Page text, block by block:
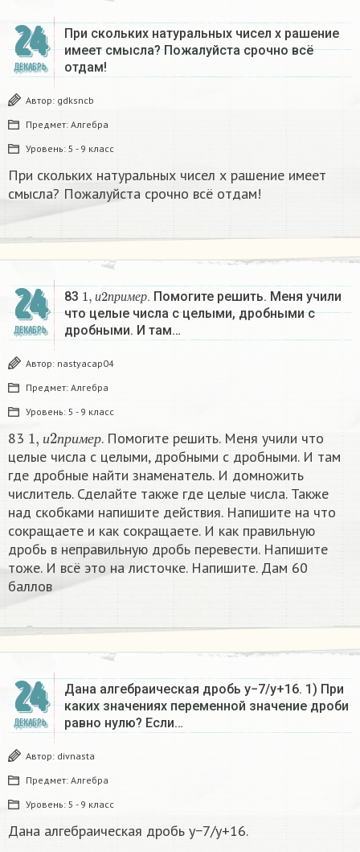
24
ДЕКАБРЬ
При скольких натуральных чисел х рашение
имеет смысла? Пожалуйста срочно всё
отдам!
Автор: gdksncb
Предмет: Алгебра
Уровень: 5 - 9 класс
При скольких натуральных чисел х рашение имеет
смысла? Пожалуйста срочно всё отдам!
24
ДЕКАБРЬ
83 и пр име р
1,и 2пример
. Помогите решить. Меня учили
что целые числа с целыми, дробными с
дробными. И там…
Автор: nastyacap04
Предмет: Алгебра
Уровень: 5 - 9 класс
83 и п р име р
1 2п
. Помогите решить. Меня учили что
целые числа с целыми, дробными с дробными. И там
где дробные найти знаменатель. И домножить
числитель. Сделайте также где целые числа. Также
над скобками напишите действия. Напишите на что
сокращаете и как сокращаете. И как правильную
дробь в неправильную дробь перевести. Напишите
тоже. И всё это на листочке. Напишите. Дам 60
баллов
24
ДЕКАБРЬ
Дана алгебраическая дробь y−7/y+16. 1) При
каких значениях переменной значение дроби
равно нулю? Если…
Автор: divnasta
Предмет: Алгебра
Уровень: 5 - 9 класс
Дана алгебраическая дробь y−7/y+16.